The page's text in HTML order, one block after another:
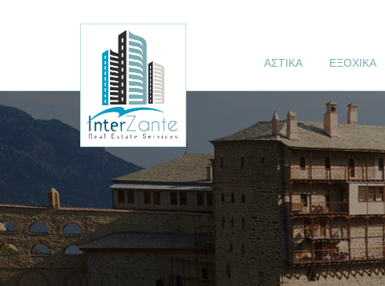
ΑΣΤΙΚΑ ΕΞΟΧΙΚΑ